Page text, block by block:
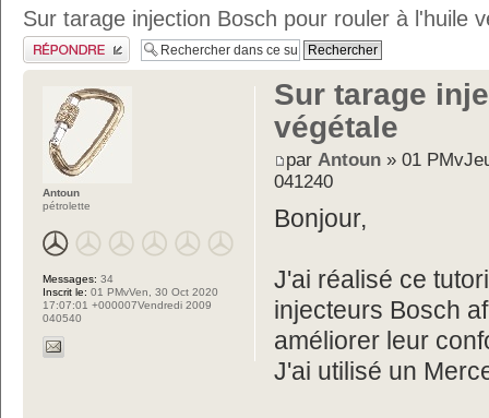
Sur tarage injection Bosch pour rouler à l'huile
Publier une réponse
Sur tarage
végétale
parAntoun » 01
041240
Bonjour,
J'ai réalisé ce
injecteurs Bosch
améliorer leur
J'ai utilisé un
Antoun
pétrolette
Messages: 34
Inscrit le: 01 PMvVen, 30 Oct 2020
17:07:01 +000007Vendredi 2009
040540